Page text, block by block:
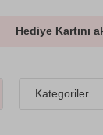
Hediye Kartını
Kategoriler